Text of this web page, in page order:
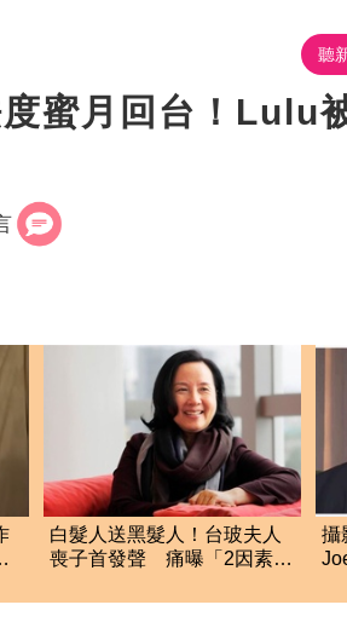
聽
度蜜月回台！
白髮人送黑髮人！台玻夫人
喪子首發聲 痛曝「2因素」
攝